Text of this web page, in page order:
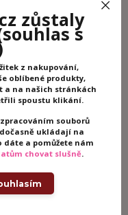
8
zůstaly
s
z nakupování,
oblíbené produkty,
a na našich stránkách
spoustu klikání.
souborů
ukládají na
dáte a pomůžete nám
chovat slušně.